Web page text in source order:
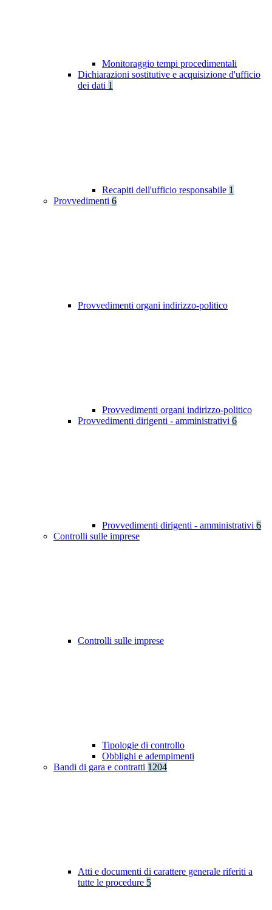
Monitoraggio tempi procedimentali
Dichiarazioni sostitutive e acquisizione d'ufficio
dei dati 1
Recapiti dell'ufficio responsabile 1
Provvedimenti 6
Provvedimenti organi indirizzo-politico
Provvedimenti organi indirizzo-politico
Provvedimenti dirigenti - amministrativi 6
Provvedimenti dirigenti - amministrativi 6
Controlli sulle imprese
Controlli sulle imprese
Tipologie di controllo
Obblighi e adempimenti
Bandi di gara e contratti 1204
Atti e documenti di carattere generale riferiti a
tutte le procedure 5